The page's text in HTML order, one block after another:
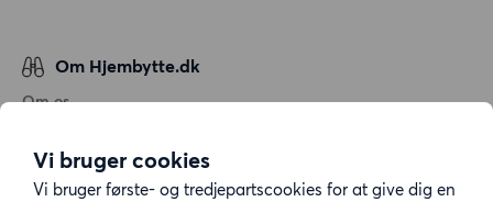
Vi bruger cookies
Vi bruger første- og tredjepartscookies for at give dig en
Om Hjembytte.dk
Om os
Behandling af personoplysninger